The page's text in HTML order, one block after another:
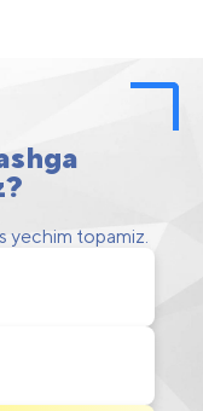
yechim topamiz.